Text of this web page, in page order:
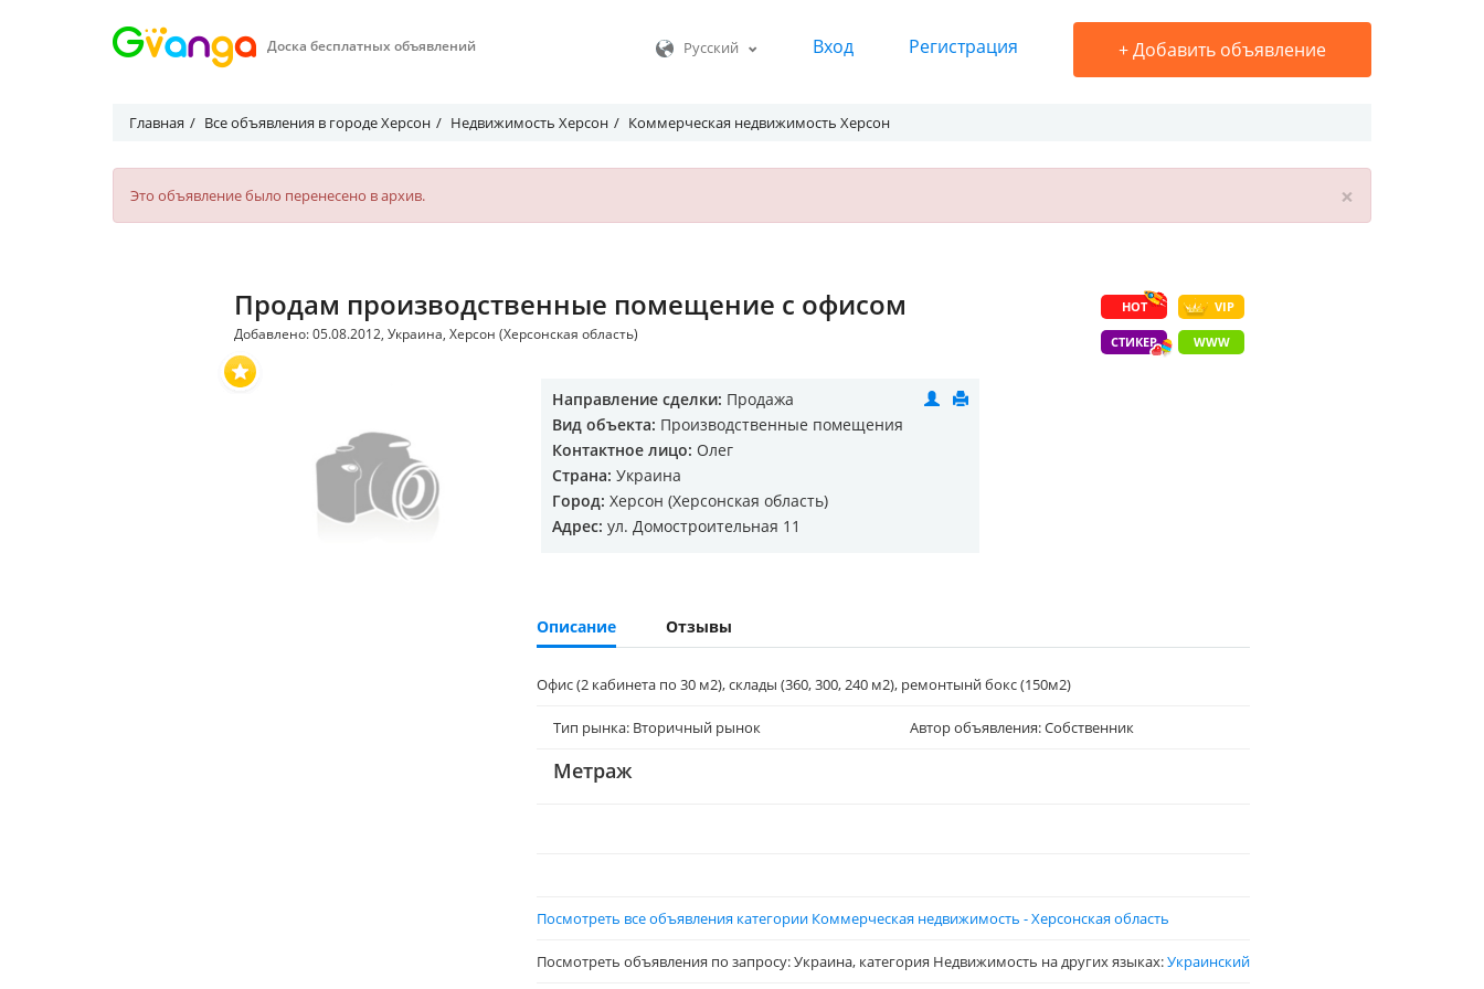
Доска бесплатных объявлений Русский Вход Регистрация +Добавить объявление
Главная Все объявления в городе Херсон Недвижимость Херсон Коммерческая недвижимость Херсон
×
Это объявление было перенесено в архив.
HOT VIP
СТИКЕР WWW
Продам производственные помещение с офисом
Добавлено: 05.08.2012, Украина, Херсон (Херсонская область)
Направление сделки: Продажа
Вид объекта: Производственные помещения
Контактное лицо: Олег
Страна: Украина
Город: Херсон (Херсонская область)
Адрес: ул. Домостроительная 11
Описание Отзывы
Офис (2 кабинета по 30 м2), склады (360, 300, 240 м2), ремонтынй бокс (150м2)
Тип рынка: Вторичный рынок Автор объявления: Собственник
Метраж
Посмотреть все объявления категории Коммерческая недвижимость - Херсонская область
Посмотреть объявления по запросу: Украина, категория Недвижимость на других языках:Украинский